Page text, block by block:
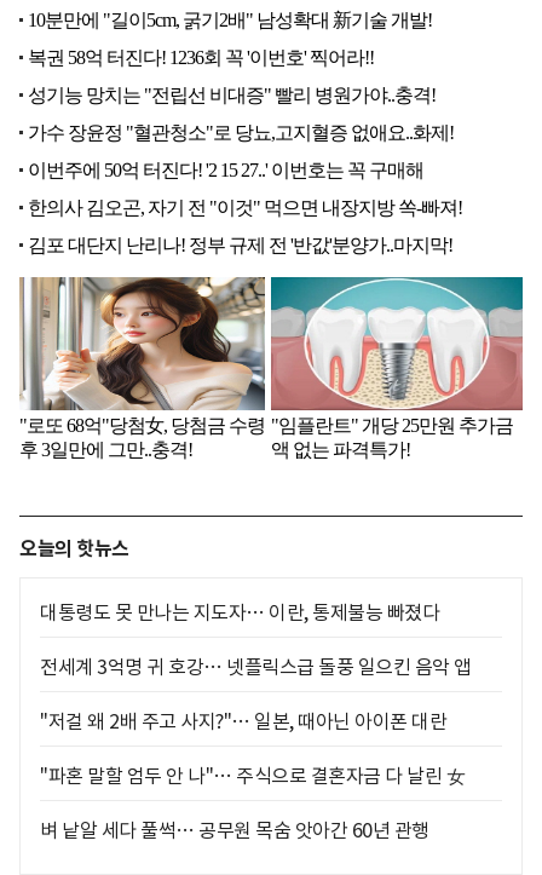
오늘의 핫뉴스
대통령도 못 만나는 지도자… 이란, 통제불능 빠졌다
전세계 3억명 귀 호강… 넷플릭스급 돌풍 일으킨 음악 앱
"저걸 왜 2배 주고 사지?"… 일본, 때아닌 아이폰 대란
"파혼 말할 엄두 안 나"… 주식으로 결혼자금 다 날린 女
벼 낱알 세다 풀썩… 공무원 목숨 앗아간 60년 관행